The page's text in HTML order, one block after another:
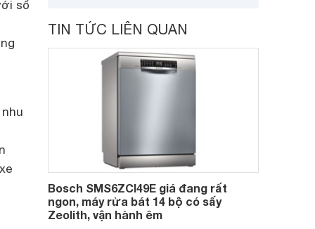
số
TIN TỨC LIÊN QUAN
Bosch SMS6ZCI49E giá đang rất
ngon, máy rửa bát 14 bộ có sấy
Zeolith, vận hành êm